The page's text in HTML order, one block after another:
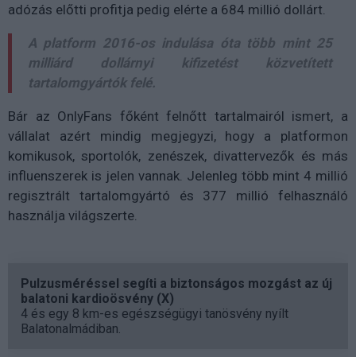
adózás előtti profitja pedig elérte a 684 millió dollárt.
A platform 2016-os indulása óta több mint 25
milliárd dollárnyi kifizetést közvetített
tartalomgyártók felé.
Bár az OnlyFans főként felnőtt tartalmairól ismert, a
vállalat azért mindig megjegyzi, hogy a platformon
komikusok, sportolók, zenészek, divattervezők és más
influenszerek is jelen vannak. Jelenleg több mint 4 millió
regisztrált tartalomgyártó és 377 millió felhasználó
használja világszerte.
Pulzusméréssel segíti a biztonságos mozgást az új
balatoni kardioösvény (X)
4 és egy 8 km-es egészségügyi tanösvény nyílt
Balatonalmádiban.